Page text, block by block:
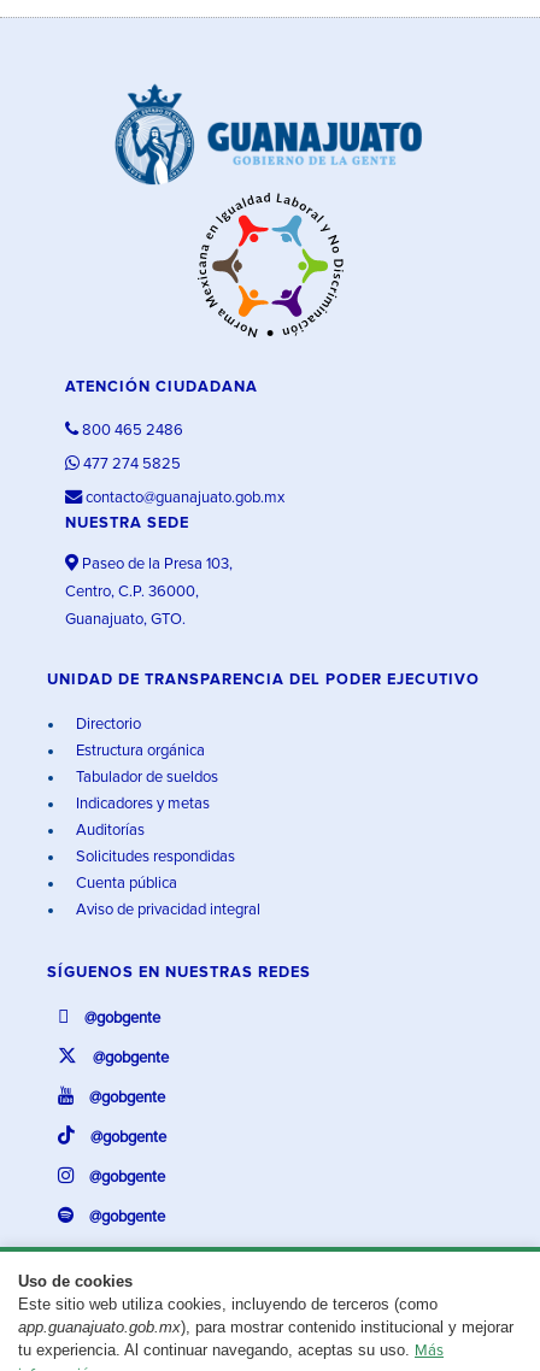
Uso de cookies
Este sitio web utiliza cookies, incluyendo de terceros (como
app.guanajuato.gob.mx), para mostrar contenido institucional y mejorar
tu experiencia. Al continuar navegando, aceptas su uso. Más
ATENCIÓN CIUDADANA
800 465 2486
477 274 5825
contacto@guanajuato.gob.mx
NUESTRA SEDE
Paseo de la Presa 103,
Centro, C.P. 36000,
Guanajuato, GTO.
UNIDAD DE TRANSPARENCIA DEL PODER EJECUTIVO
Directorio
Estructura orgánica
Tabulador de sueldos
Indicadores y metas
Auditorías
Solicitudes respondidas
Cuenta pública
Aviso de privacidad integral
SÍGUENOS EN NUESTRAS REDES
@gobgente
@gobgente
@gobgente
@gobgente
@gobgente
@gobgente
¿Existe algún problema con esta página?Repórtalo aquí.
Aviso legal